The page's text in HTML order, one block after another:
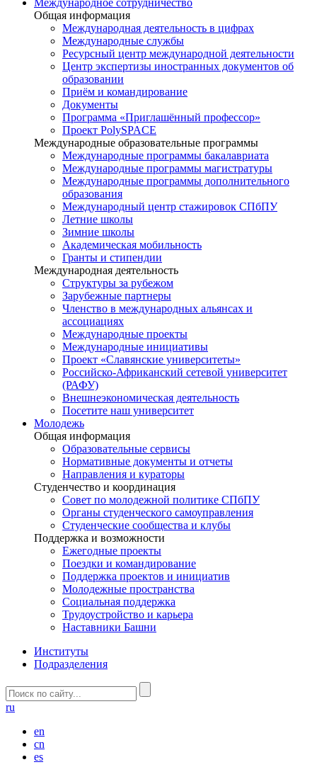
Общая информация
Международная деятельность в цифрах
Международные службы
Ресурсный центр международной деятельности
Центр экспертизы иностранных документов об
образовании
Приём и командирование
Документы
Программа «Приглашённый профессор»
Проект PolySPACE
Международные образовательные программы
Международные программы бакалавриата
Международные программы магистратуры
Международные программы дополнительного
образования
Международный центр стажировок СПбПУ
Летние школы
Зимние школы
Академическая мобильность
Гранты и стипендии
Международная деятельность
Структуры за рубежом
Зарубежные партнеры
Членство в международных альянсах и
ассоциациях
Международные проекты
Международные инициативы
Проект «Славянские университеты»
Российско-Африканский сетевой университет
(РАФУ)
Внешнеэкономическая деятельность
Посетите наш университет
Молодежь
Общая информация
Образовательные сервисы
Нормативные документы и отчеты
Направления и кураторы
Студенчество и координация
Совет по молодежной политике СПбПУ
Органы студенческого самоуправления
Студенческие сообщества и клубы
Поддержка и возможности
Ежегодные проекты
Поездки и командирование
Поддержка проектов и инициатив
Молодежные пространства
Социальная поддержка
Трудоустройство и карьера
Наставники Башни
Институты
Подразделения
ru
en
cn
es